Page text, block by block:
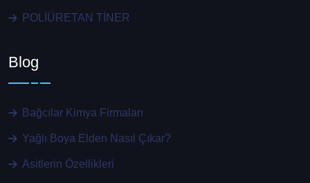
POLİÜRETAN TİNER
Blog
Bağcılar Kimya Firmaları
Yağlı Boya Elden Nasıl Çıkar?
Asitlerin Özellikleri